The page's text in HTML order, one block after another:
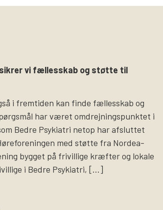
sikrer vi fællesskab og støtte til
i fremtiden kan finde fællesskab og
har været omdrejningspunktet i
Bedre Psykiatri netop har afsluttet
med støtte fra Nordea-
bygget på frivillige kræfter og lokale
i Bedre Psykiatri, […]